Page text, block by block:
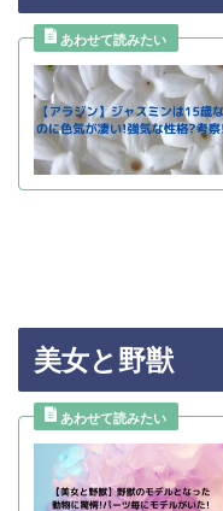
美女と野獣